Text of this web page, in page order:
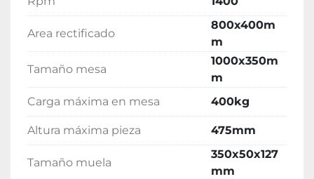
Area rectificado
800x400m
m
Tamaño mesa
1000x350m
m
Carga máxima en mesa
400kg
Altura máxima pieza 475mm
Tamaño muela
350x50x127
mm